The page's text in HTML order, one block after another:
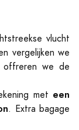
vlucht
vergelijken we
offreren we de
met een
. Extra bagage